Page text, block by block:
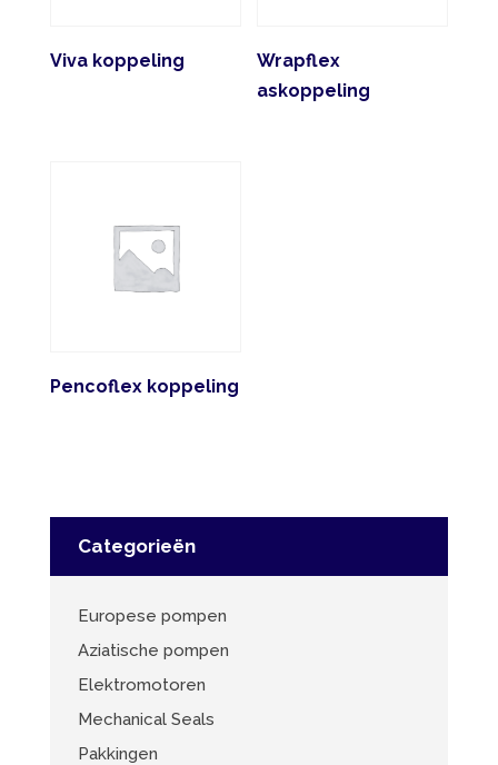
Viva koppeling
Wrapflex
askoppeling
Pencoflex koppeling
Categorieën
Europese pompen
Aziatische pompen
Elektromotoren
Mechanical Seals
Pakkingen